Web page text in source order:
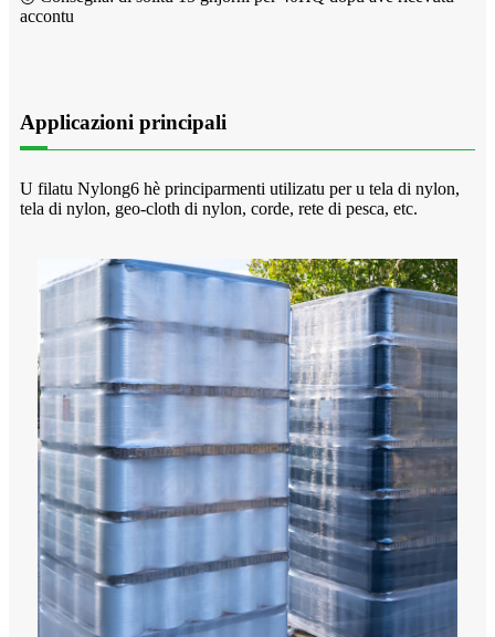
accontu
Applicazioni principali
U filatu Nylong6 hè principarmenti utilizatu per u tela di nylon,
tela di nylon, geo-cloth di nylon, corde, rete di pesca, etc.